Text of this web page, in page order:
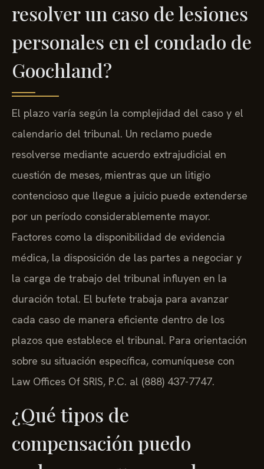
resolver un caso de lesiones
personales en el condado de
Goochland?
El plazo varía según la complejidad del caso y el
calendario del tribunal. Un reclamo puede
resolverse mediante acuerdo extrajudicial en
cuestión de meses, mientras que un litigio
contencioso que llegue a juicio puede extenderse
por un período considerablemente mayor.
Factores como la disponibilidad de evidencia
médica, la disposición de las partes a negociar y
la carga de trabajo del tribunal influyen en la
duración total. El bufete trabaja para avanzar
cada caso de manera eficiente dentro de los
plazos que establece el tribunal. Para orientación
sobre su situación específica, comuníquese con
Law Offices Of SRIS, P.C. al (888) 437-7747.
¿Qué tipos de
compensación puedo